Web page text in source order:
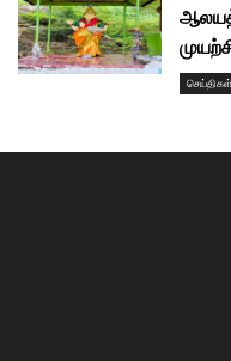
செய்திகள்